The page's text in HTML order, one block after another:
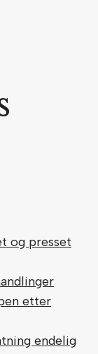
og presset
etter
endelig